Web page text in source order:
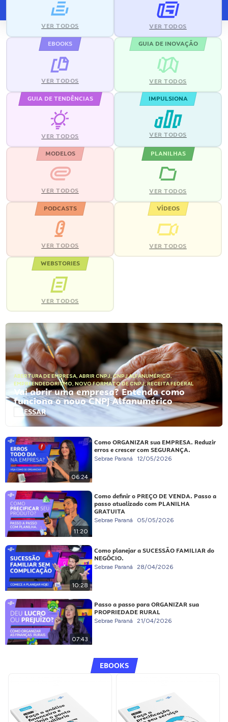
VER TODOS VER TODOS
EBOOKS
VER TODOS
GUIA DE INOVAÇÃO
VER TODOS
GUIA DE TENDÊNCIAS
VER TODOS
IMPULSIONA
VER TODOS
MODELOS
VER TODOS
PLANILHAS
VER TODOS
PODCASTS
VER TODOS
VÍDEOS
VER TODOS
WEBSTORIES
VER TODOS
ABERTURA DE EMPRESA, ABRIR CNPJ,CNPJ ALFANUMÉRICO,
EMPREENDEDORISMO, NOVO FORMATO DE CNPJ,RECEITA FEDERAL
Vai abrir uma empresa? Entenda como
funciona o novo CNPJ Alfanumérico
ACESSAR
06:24
Como ORGANIZAR sua EMPRESA. Reduzir
erros e crescer com SEGURANÇA.
Sebrae Paraná 12/05/2026
11:20
Como definir o PREÇO DE VENDA. Passo a
passo atualizado com PLANILHA
GRATUITA
Sebrae Paraná 05/05/2026
10:28
Como planejar a SUCESSÃO FAMILIAR do
NEGÓCIO.
Sebrae Paraná 28/04/2026
07:43
Passo a passo para ORGANIZAR sua
PROPRIEDADE RURAL
Sebrae Paraná 21/04/2026
EBOOKS